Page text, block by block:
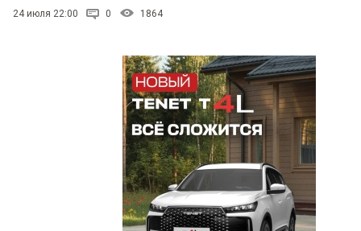
24 июля 22:00 0 1864